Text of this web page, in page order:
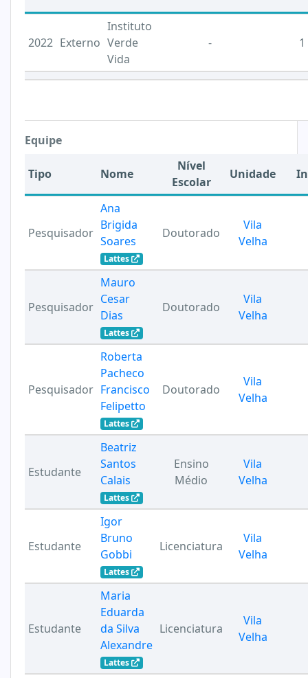
2022 Externo
Instituto
Verde
Vida
- 1
Equipe
Tipo Nome
Nível
Escolar
Unidade
Pesquisador
Ana
Brigida
Soares
Lattes
Doutorado
Vila
Velha
Pesquisador
Mauro
Cesar
Dias
Lattes
Doutorado
Vila
Velha
Pesquisador
Roberta
Pacheco
Francisco
Felipetto
Lattes
Doutorado
Vila
Velha
Estudante
Beatriz
Santos
Calais
Lattes
Ensino
Médio
Vila
Velha
Estudante
Igor
Bruno
Gobbi
Lattes
Licenciatura
Vila
Velha
Estudante
Maria
Eduarda
da Silva
Alexandre
Lattes
Licenciatura
Vila
Velha